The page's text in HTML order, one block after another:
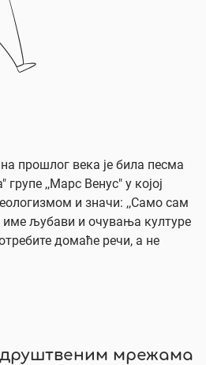
прошлог века је била песма
,,Марс Венус" у којој
и значи: ,,Само сам
љубави и очувања културе
домаће речи, а не
мрежама